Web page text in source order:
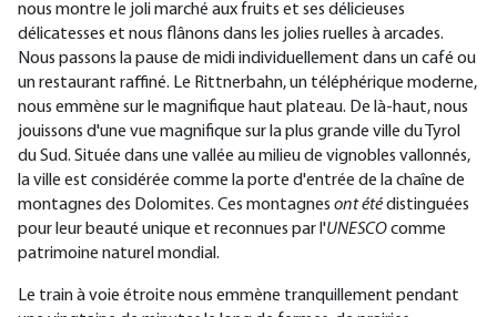
nous montre le joli marché aux fruits et ses délicieuses
délicatesses et nous flânons dans les jolies ruelles à arcades.
Nous passons la pause de midi individuellement dans un café ou
un restaurant raffiné. Le Rittnerbahn, un téléphérique moderne,
nous emmène sur le magnifique haut plateau. De là-haut, nous
jouissons d'une vue magnifique sur la plus grande ville du Tyrol
du Sud. Située dans une vallée au milieu de vignobles vallonnés,
la ville est considérée comme la porte d'entrée de la chaîne de
montagnes des Dolomites. Ces montagnes ont étédistinguées
pour leur beauté unique et reconnues par l'UNESCOcomme
patrimoine naturel mondial.
Le train à voie étroite nous emmène tranquillement pendant